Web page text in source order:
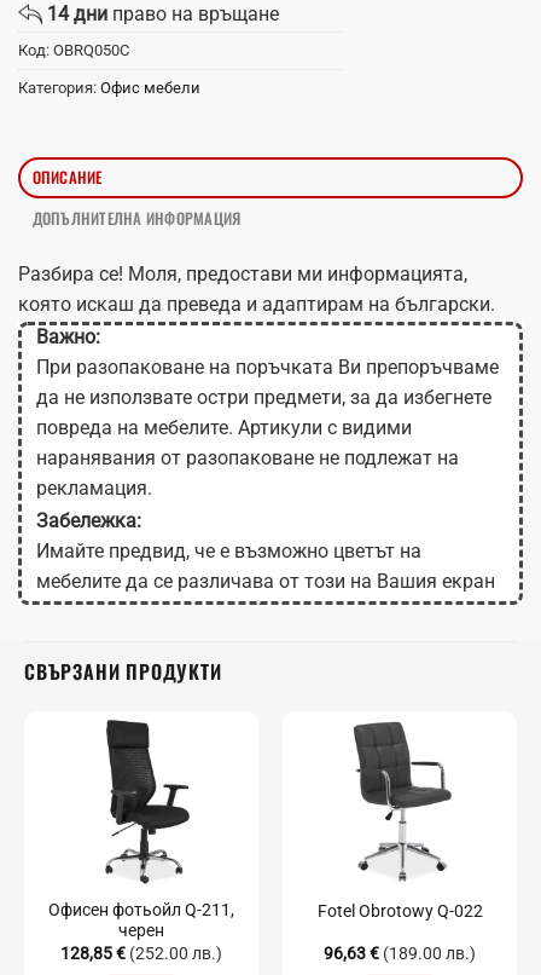
14 дни право на връщане
Код: OBRQ050C
Категория: Офис мебели
ОПИСАНИЕ
ДОПЪЛНИТЕЛНА ИНФОРМАЦИЯ
Разбира се! Моля, предостави ми информацията,
която искаш да преведа и адаптирам на български.
Важно:
При разопаковане на поръчката Ви препоръчваме
да не използвате остри предмети, за да избегнете
повреда на мебелите. Артикули с видими
наранявания от разопаковане не подлежат на
рекламация.
Забележка:
Имайте предвид, че е възможно цветът на
мебелите да се различава от този на Вашия екран
в зависимост от настройките на монитора.
СВЪРЗАНИ ПРОДУКТИ
Офисен фотьойл Q-211,
черен
128,85€ (252.00 лв.)
Fotel Obrotowy Q-022
96,63€ (189.00 лв.)